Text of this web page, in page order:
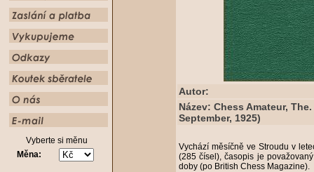
Vyberte si měnu
Měna:
Autor:
Název: Chess Amateur,
September, 1925)
Vychází měsíčně ve Stroudu v
(285 čísel), časopis je
doby (po British Chess Magazine).